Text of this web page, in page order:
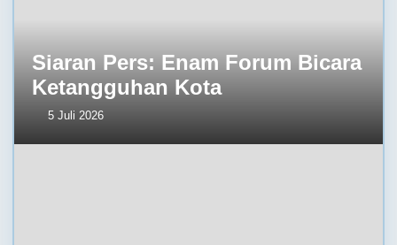
Siaran Pers: Enam Forum Bicara
Ketangguhan Kota
5 Juli 2026